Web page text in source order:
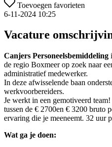
Toevoegen favorieten
6-11-2024 10:25
Vacature
Canjers Personeelsbemiddeling
de regio Boxmeer op zoek naar
administratief medewerker.
In deze afwisselende baan
werkvoorbereiders.
Je werkt in een gemotiveerd
tussen de € 2700en € 3200 bruto
ervaring die je meeneemt. 32 uur
Wat ga je doen: